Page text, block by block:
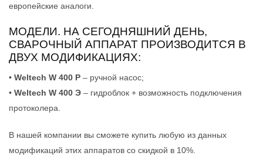
европейские аналоги.
МОДЕЛИ. НА СЕГОДНЯШНИЙ ДЕНЬ,
СВАРОЧНЫЙ АППАРАТ ПРОИЗВОДИТСЯ В
ДВУХ МОДИФИКАЦИЯХ:
• Weltech W 400 Р – ручной насос;
• Weltech W 400 Э – гидроблок + возможность подключения
протоколера.
В нашей компании вы сможете купить любую из данных
модификаций этих аппаратов со скидкой в 10%.